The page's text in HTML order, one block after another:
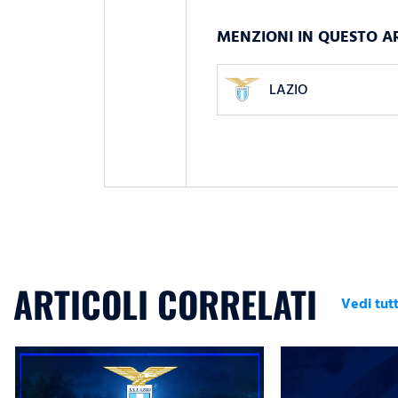
MENZIONI IN QUESTO
LAZIO
ARTICOLI CORRELATI Vedi